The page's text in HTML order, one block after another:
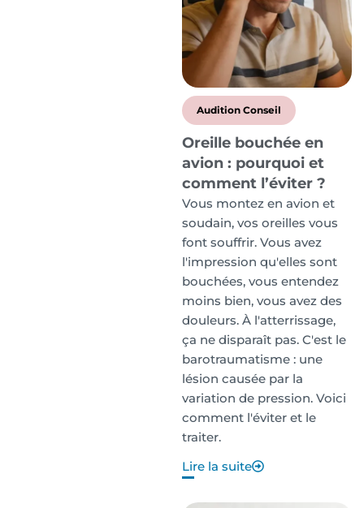
Audition Conseil
Oreille bouchée en
avion : pourquoi et
comment l’éviter ?
Vous montez en avion et
soudain, vos oreilles vous
font souffrir. Vous avez
l'impression qu'elles sont
bouchées, vous entendez
moins bien, vous avez des
douleurs. À l'atterrissage,
ça ne disparaît pas. C'est le
barotraumatisme : une
lésion causée par la
variation de pression. Voici
comment l'éviter et le
traiter.
Lire la suite